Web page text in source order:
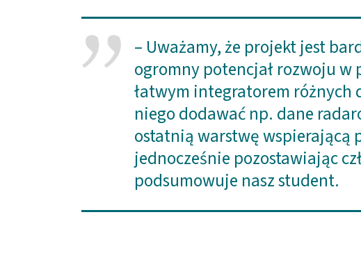
– Uważamy, że projekt jest
ogromny potencjał rozwoju w
łatwym integratorem różnych
niego dodawać np. dane
ostatnią warstwę wspierającą
jednocześnie pozostawiając
podsumowuje nasz student.